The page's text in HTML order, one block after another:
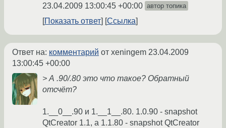
23.04.2009 13:00:45 +00:00 автор топика
Показать ответ Ссылка
Ответ на: комментарий от xeningem 23.04.2009
13:00:45 +00:00
> А .90/.80 это что такое? Обратный
отсчёт?
1.__0__.90 и 1.__1__.80. 1.0.90 - snapshot
QtCreator 1.1, а 1.1.80 - snapshot QtCreator